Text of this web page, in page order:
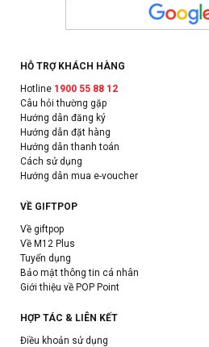
HỖ TRỢ KHÁCH HÀNG
Hotline 1900 55 88 12
Câu hỏi thường gặp
Hướng dẫn đăng ký
Hướng dẫn đặt hàng
Hướng dẫn thanh toán
Cách sử dụng
Hướng dẫn mua e-voucher
VỀ GIFTPOP
Về giftpop
Về M12 Plus
Tuyển dụng
Bảo mật thông tin cá nhân
Giới thiệu về POP Point
HỢP TÁC & LIÊN KẾT
Điều khoản sử dụng